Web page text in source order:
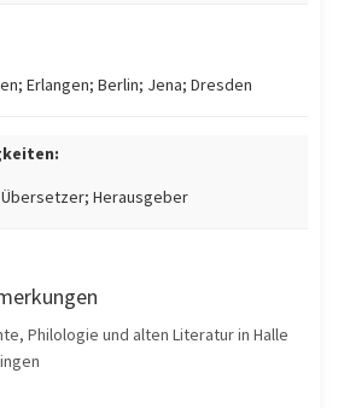
Erlangen; Berlin; Jena; Dresden
Herausgeber
Philologie und alten Literatur in Halle